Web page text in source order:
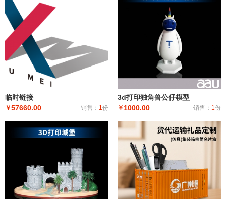
临时链接
￥57660.00 销售： 1份
3d打印独角兽公仔模型
￥ 1000.00 销售： 1份